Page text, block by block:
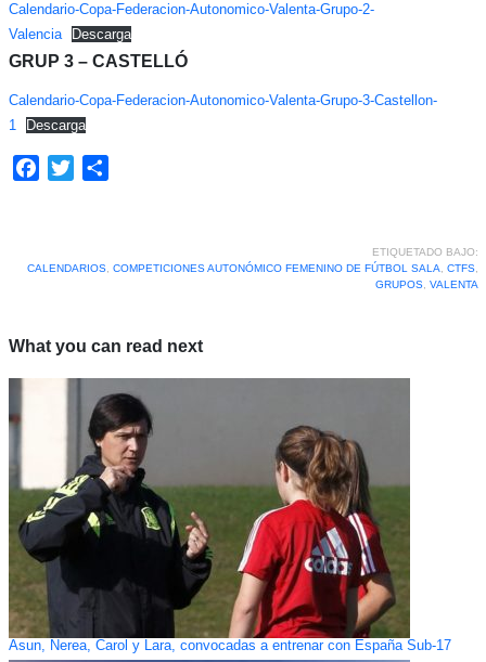
Calendario-Copa-Federacion-Autonomico-Valenta-Grupo-2-
Valencia
Descarga
GRUP 3 – CASTELLÓ
Calendario-Copa-Federacion-Autonomico-Valenta-Grupo-3-Castellon-
1
Descarga
Facebook
Twitter
ETIQUETADO BAJO:
CALENDARIOS, COMPETICIONES AUTONÓMICO FEMENINO DE FÚTBOL SALA, CTFS,
GRUPOS, VALENTA
What you can read next
Asun, Nerea, Carol y Lara, convocadas a entrenar con España Sub-17